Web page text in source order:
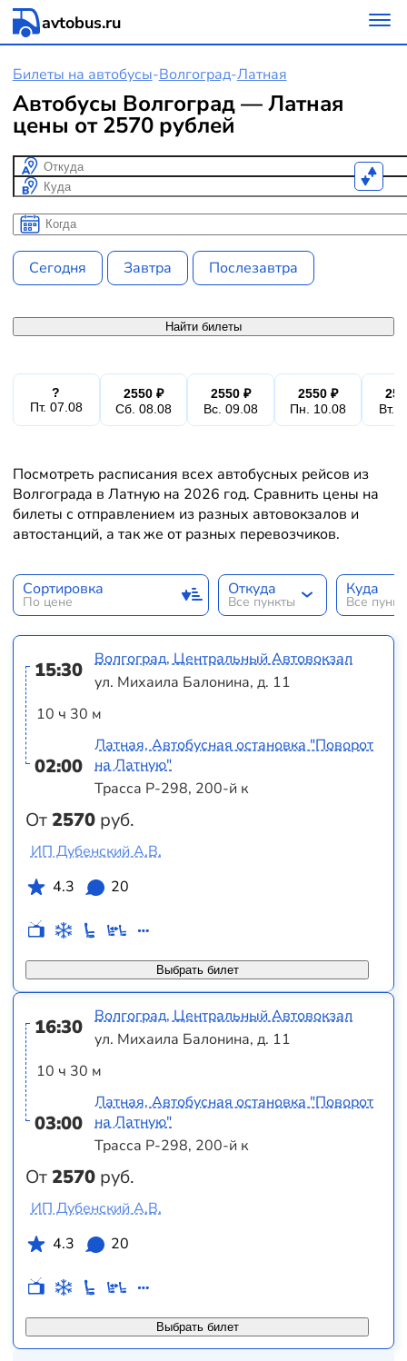
avtobus.ru
Билеты на автобусы-Волгоград-Латная
Автобусы Волгоград — Латная
цены от 2570 рублей
Откуда
Куда
Когда
Когда
Сегодня Завтра Послезавтра
Найти билеты
?
Пт. 07.08
2550 ₽
Сб. 08.08
2550 ₽
Вс. 09.08
2550 ₽
Пн. 10.08
Вт.
Посмотреть расписания всех автобусных рейсов из
Волгограда в Латную на 2026 год. Сравнить цены на
билеты с отправлением из разных автовокзалов и
автостанций, а так же от разных перевозчиков.
Сортировка
По цене
Откуда
Все пункты
Куда
Все
15:30
10 ч 30 м
02:00
От2570 руб.
Волгоград, Центральный Автовокзал
ул. Михаила Балонина, д. 11
Латная, Автобусная остановка "Поворот
на Латную"
Трасса Р-298, 200-й к
Выбрать билет
ИП Дубенский А.В.
4.3
20
16:30
10 ч 30 м
03:00
От2570 руб.
Волгоград, Центральный Автовокзал
ул. Михаила Балонина, д. 11
Латная, Автобусная остановка "Поворот
на Латную"
Трасса Р-298, 200-й к
Выбрать билет
ИП Дубенский А.В.
4.3
20